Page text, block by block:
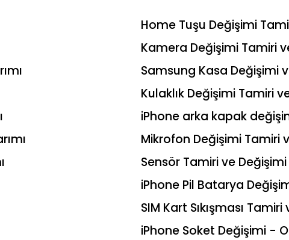
Home Tuşu Değişimi
Kamera Değişimi Tamiri
Samsung Kasa Değişimi
Kulaklık Değişimi Tamiri
iPhone arka kapak
Mikrofon Değişimi Tamiri
Sensör Tamiri ve Değişimi
iPhone Pil Batarya
SIM Kart Sıkışması Tamiri
iPhone Soket Değişimi -